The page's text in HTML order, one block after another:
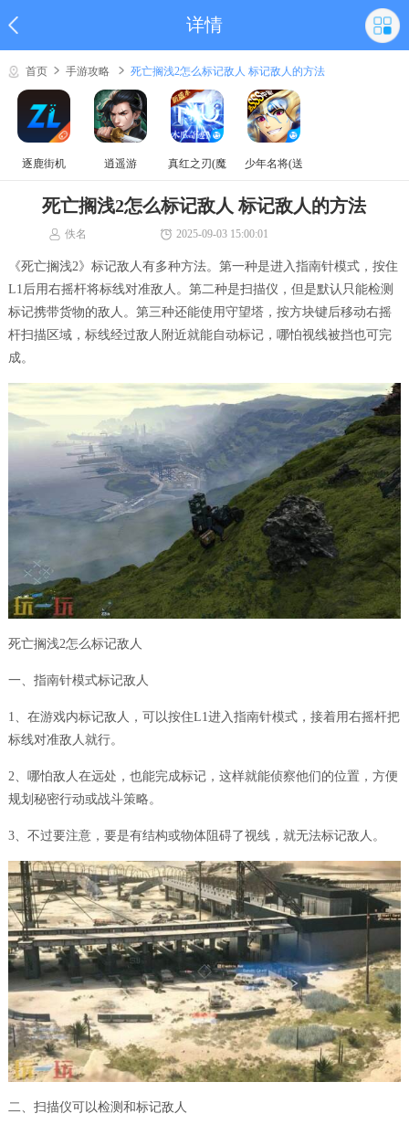
详情
首页 手游攻略 死亡搁浅2怎么标记敌人 标记敌人的方法
逐鹿街机 逍遥游
真红之刃(魔
少年名将(送
死亡搁浅2怎么标记敌人 标记敌人的方法
佚名 2025-09-03 15:00:01
《死亡搁浅2》标记敌人有多种方法。第一种是进入指南针模式，按住
L1后用右摇杆将标线对准敌人。第二种是扫描仪，但是默认只能检测
标记携带货物的敌人。第三种还能使用守望塔，按方块键后移动右摇
杆扫描区域，标线经过敌人附近就能自动标记，哪怕视线被挡也可完
成。
死亡搁浅2怎么标记敌人
一、指南针模式标记敌人
1、在游戏内标记敌人，可以按住L1进入指南针模式，接着用右摇杆把
标线对准敌人就行。
2、哪怕敌人在远处，也能完成标记，这样就能侦察他们的位置，方便
规划秘密行动或战斗策略。
3、不过要注意，要是有结构或物体阻碍了视线，就无法标记敌人。
二、扫描仪可以检测和标记敌人